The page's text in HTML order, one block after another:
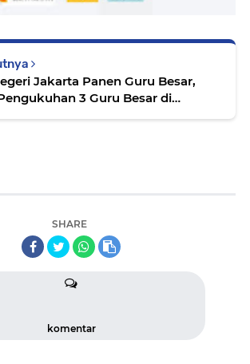
Jakarta Panen Guru Besar,
3 Guru Besar di
SHARE
komentar